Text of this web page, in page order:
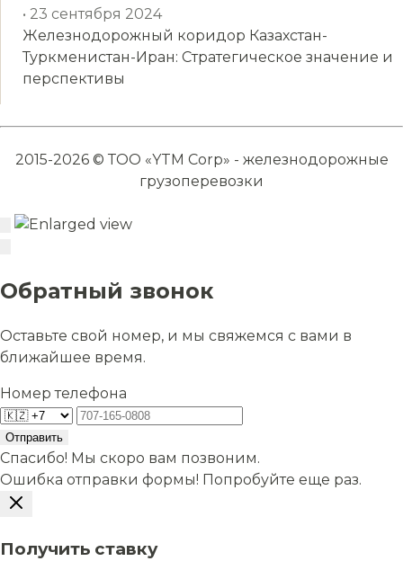
• 23 сентября 2024
Железнодорожный коридор Казахстан-
Туркменистан-Иран: Стратегическое значение и
перспективы
2015-2026 © ТОО «YTM Corp» - железнодорожные
грузоперевозки
Обратный звонок
Оставьте свой номер, и мы свяжемся с вами в
ближайшее время.
Номер телефона
Отправить
Спасибо! Мы скоро вам позвоним.
Ошибка отправки формы! Попробуйте еще раз.
Получить ставку